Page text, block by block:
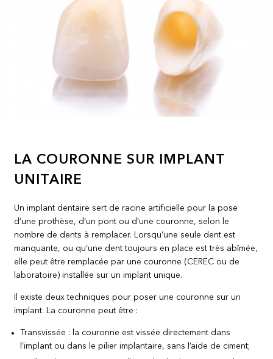
LA COURONNE SUR IMPLANT
UNITAIRE
Un implant dentaire sert de racine artificielle pour la pose
d’une prothèse, d’un pont ou d’une couronne, selon le
nombre de dents à remplacer. Lorsqu’une seule dent est
manquante, ou qu’une dent toujours en place est très abîmée,
elle peut être remplacée par une couronne (CEREC ou de
laboratoire) installée sur un implant unique.
Il existe deux techniques pour poser une couronne sur un
implant. La couronne peut être :
Transvissée : la couronne est vissée directement dans
l’implant ou dans le pilier implantaire, sans l’aide de ciment;